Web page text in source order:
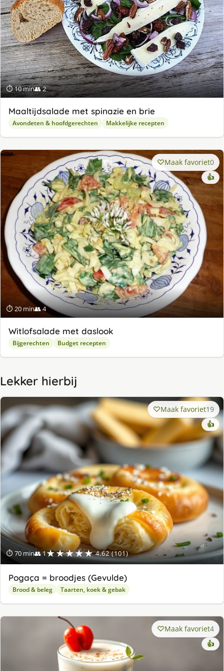
⏱ 10 min👥 2
Maaltijdsalade met spinazie en brie
Avondeten & hoofdgerechten Makkelijke recepten
⏱ 20 min👥 4
Maak favoriet0
👍
Witlofsalade met daslook
Bijgerechten Budget recepten
Lekker hierbij
⏱ 70 min👥 1★★★★★ 4.62 (101)
Maak favoriet19
👍
Pogaça = broodjes (Gevulde)
Brood & beleg Taarten, koek & gebak
Maak favoriet4
👍